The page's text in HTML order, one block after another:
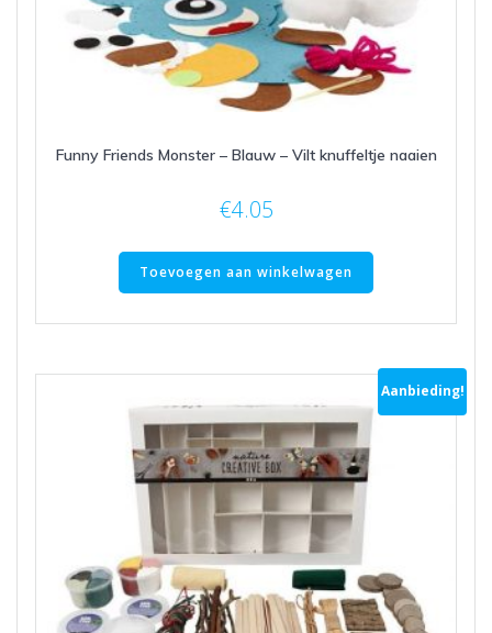
Funny Friends Monster – Blauw – Vilt knuffeltje naaien
€4.05
Toevoegen aan winkelwagen
Aanbieding!